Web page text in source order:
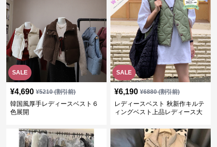
SALE
¥4,690 ¥5210(割引前)
韓国風厚手レディースベスト６
色展開
SALE
¥6,190 ¥6880(割引前)
レディースベスト 秋新作キルテ
ィングベスト上品レディース大